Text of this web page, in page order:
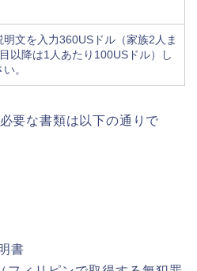
明文を入力360USドル（家族2人ま
以降は1人あたり100USドル）し
。
要な書類は以下の通りで
書